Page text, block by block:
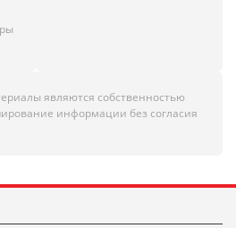
являются собственностью
информации без согласия